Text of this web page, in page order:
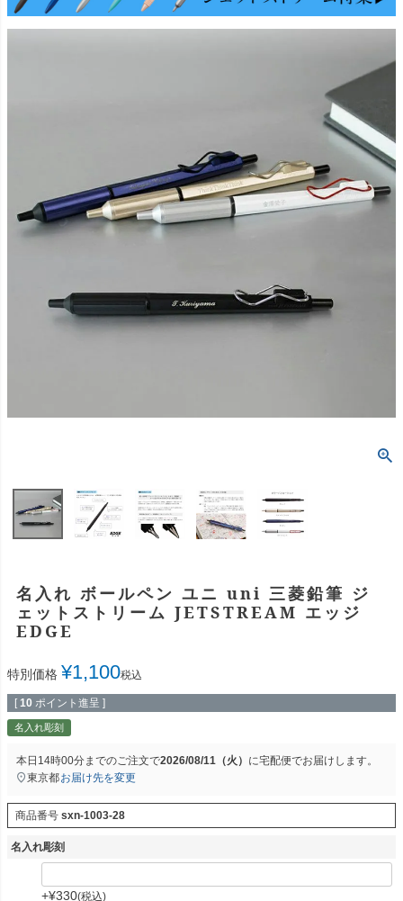
名入れ ボールペン ユニ uni 三菱鉛筆 ジ
ェットストリーム JETSTREAM エッジ
EDGE
特別価格 ¥1,100税込
[ 10 ポイント進呈 ]
名入れ彫刻
本日 14時00分までのご注文で2026/08/11（火） に宅配便でお届けします。
東京都お届け先を変更
商品番号 sxn-1003-28
名入れ彫刻
+¥330 税込